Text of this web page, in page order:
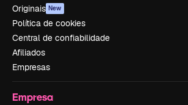
Originais New
Política de cookies
Central de confiabilidade
Afiliados
Empresas
Empresa